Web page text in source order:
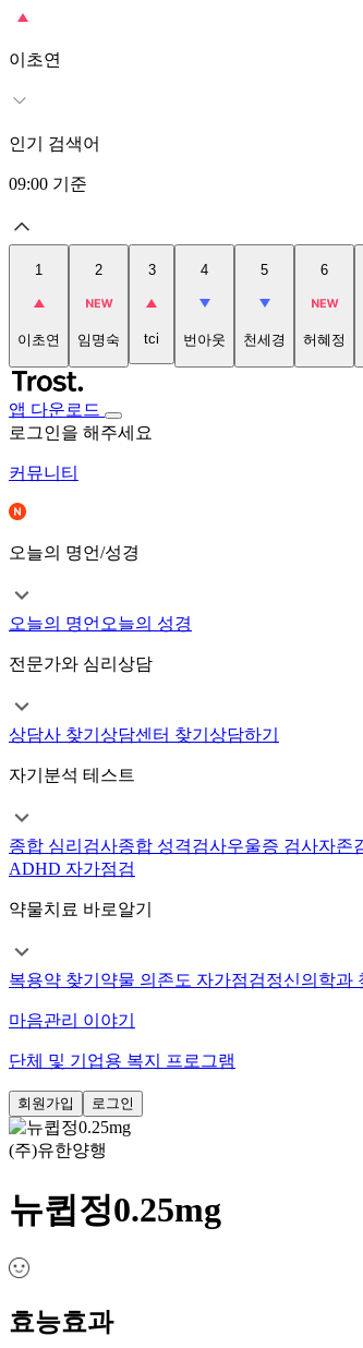
이초연
인기 검색어
09:00 기준
1
이초연
2
임명숙
3
tci
4
번아웃
5
천세경
6
허혜정
앱 다운로드
로그인을 해주세요
커뮤니티
오늘의 명언/성경
오늘의 명언 오늘의 성경
전문가와 심리상담
상담사 찾기 상담센터 찾기 상담하기
자기분석 테스트
종합 심리검사종합 성격검사우울증 검사자존
ADHD 자가점검
약물치료 바로알기
복용약 찾기 약물 의존도 자가점검정신의학과
마음관리 이야기
단체 및 기업용 복지 프로그램
회원가입 로그인
(주)유한양행
뉴큅정0.25mg
효능효과